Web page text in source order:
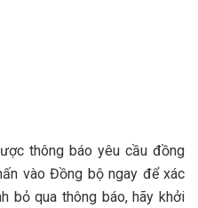
thông báo yêu cầu đồng
vào Đồng bộ ngay để xác
bỏ qua thông báo, hãy khởi